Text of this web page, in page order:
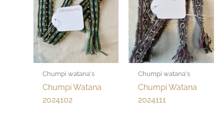
Chumpi watana's
Chumpi Watana
2024102
Chumpi watana's
Chumpi Watana
2024111